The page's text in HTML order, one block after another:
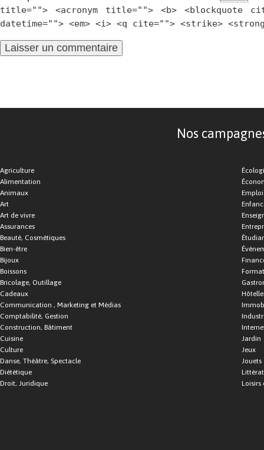
title=""> <acronym title=""> <b> <blockquote
datetime=""> <em> <i> <q cite=""> <strike>
Nos
Agriculture
Alimentation
Animaux
Art
Art de vivre
Assurances
Beauté, Cosmétiques
Bien-être
Bijoux
Boissons
Bricolage, Outillage
Cadeaux
Communication , Marketing et Médias
Comptabilité, Gestion
Construction, Bâtiment
Cuisine
Culture
Danse, Théâtre, Spectacle
Diététique
Droit, Juridique
Emploi
Jardin
Jeux
Jouets
Loisirs